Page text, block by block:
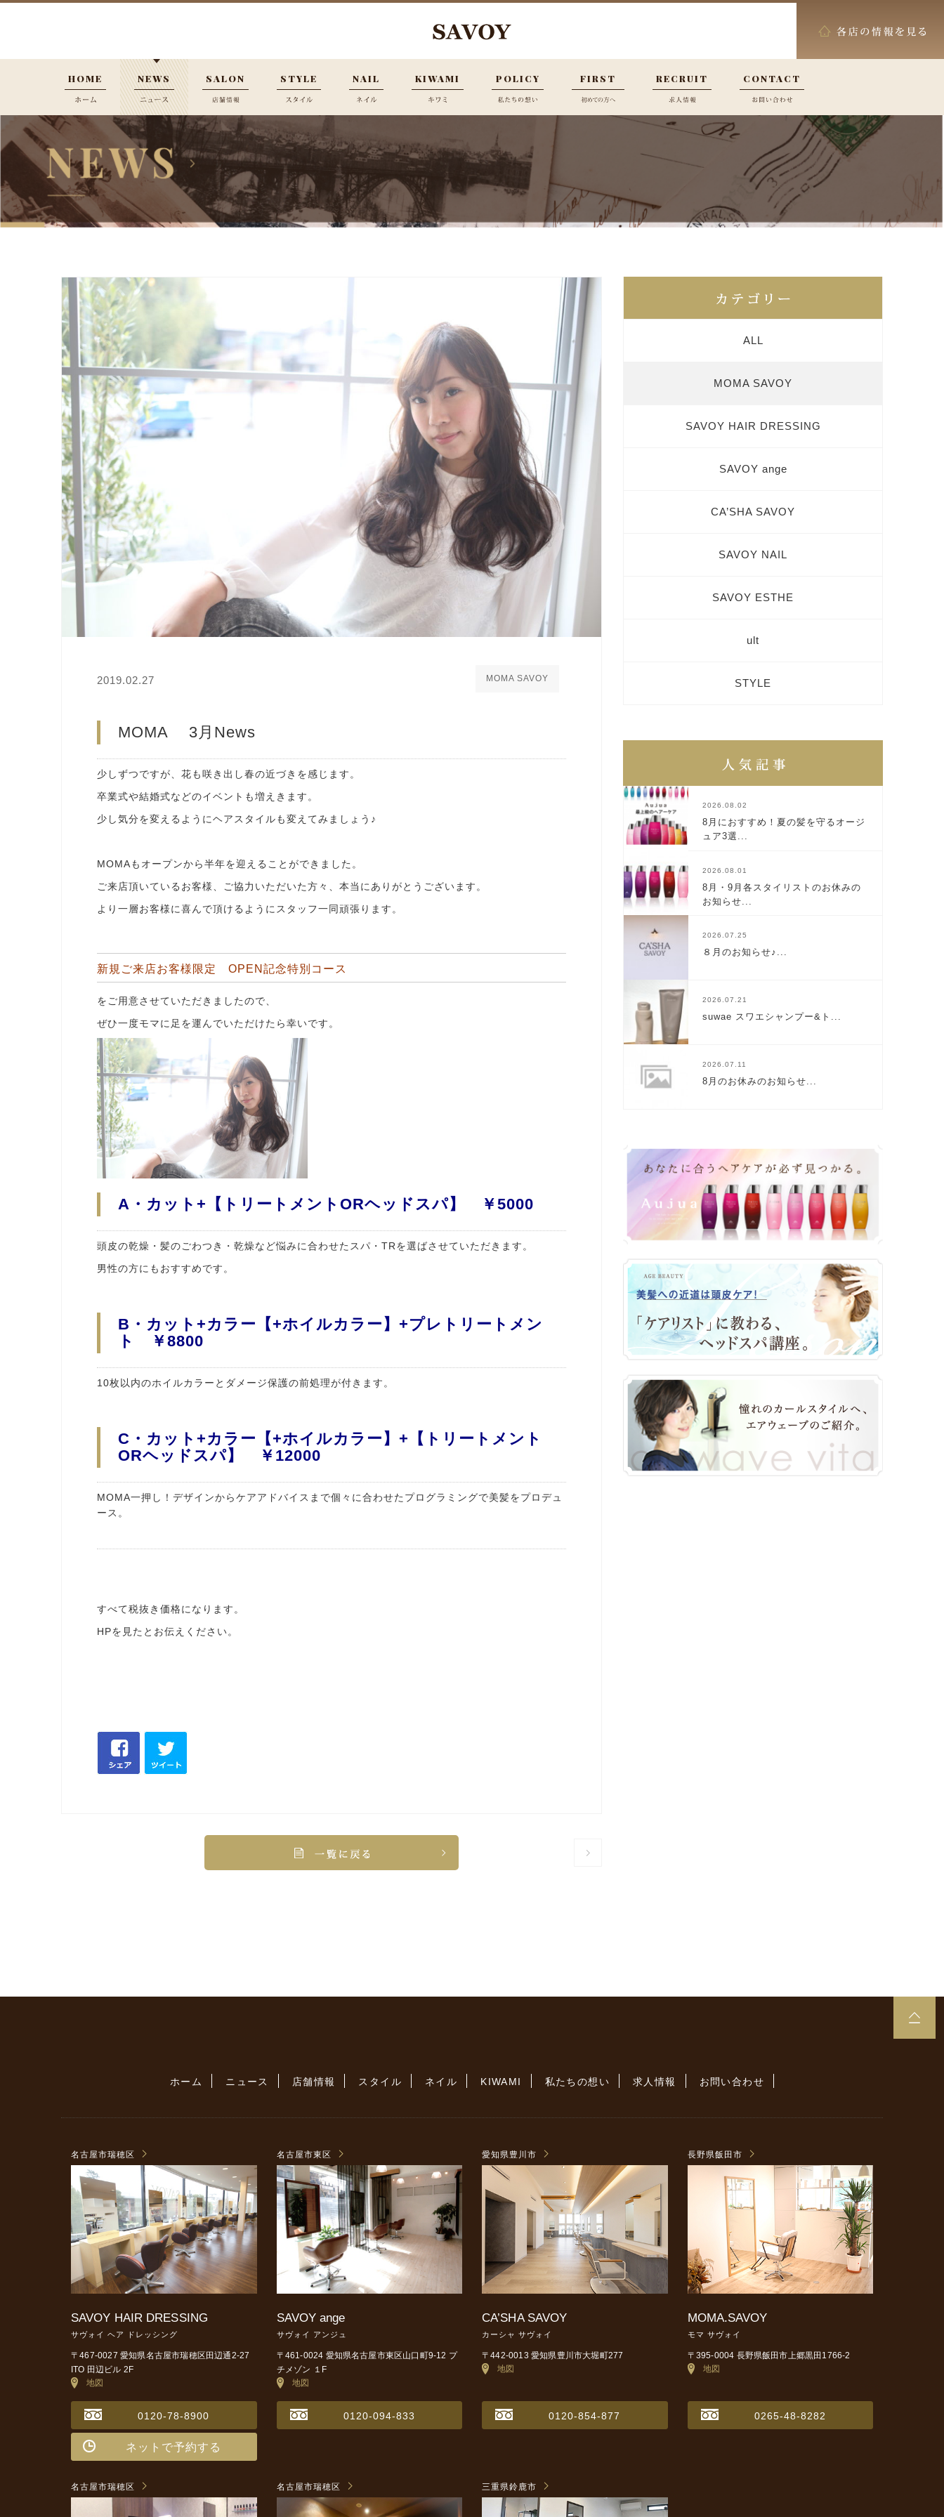
HOME NEWS SALON STYLE NAIL KIWAMI POLICY FIRST RECRUIT CONTACT
2019.02.27 MOMA SAVOY
MOMA 3月News
少しずつですが、花も咲き出し春の近づきを感じます。
卒業式や結婚式などのイベントも増えきます。
少し気分を変えるようにヘアスタイルも変えてみましょう♪
MOMAもオープンから半年を迎えることができました。
ご来店頂いているお客様、ご協力いただいた方々、本当にありがとうございます。
より一層お客様に喜んで頂けるようにスタッフ一同頑張ります。
新規ご来店お客様限定 OPEN記念特別コース
をご用意させていただきましたので、
ぜひ一度モマに足を運んでいただけたら幸いです。
A・カット+【トリートメントORヘッドスパ】 ￥5000
頭皮の乾燥・髪のごわつき・乾燥など悩みに合わせたスパ・TRを選ばさせていただきます。
男性の方にもおすすめです。
B・カット+カラー【+ホイルカラー】+プレトリートメン
ト ￥8800
10枚以内のホイルカラーとダメージ保護の前処理が付きます。
C・カット+カラー【+ホイルカラー】+【トリートメント
ORヘッドスパ】 ￥12000
MOMA一押し！デザインからケアアドバイスまで個々に合わせたプログラミングで美髪をプロデュ
ース。
すべて税抜き価格になります。
HPを見たとお伝えください。
ALL
MOMA SAVOY
SAVOY HAIR DRESSING
SAVOY ange
CA’SHA SAVOY
SAVOY NAIL
SAVOY ESTHE
ult
STYLE
2026.08.02
8月におすすめ！夏の髪を守るオージ
ュア3選...
2026.08.01
8月・9月各スタイリストのお休みの
お知らせ...
2026.07.25
８月のお知らせ♪...
2026.07.21
suwae スワエシャンプー&ト...
2026.07.11
8月のお休みのお知らせ...
ホーム ニュース 店舗情報 スタイル ネイル KIWAMI 私たちの想い 求人情報 お問い合わせ
名古屋市瑞穂区
SAVOY HAIR DRESSING
サヴォイ ヘア ドレッシング
〒467-0027 愛知県名古屋市瑞穂区田辺通2-27
ITO 田辺ビル 2F
地図
0120-78-8900
ネットで予約する
名古屋市東区
SAVOY ange
サヴォイ アンジュ
〒461-0024 愛知県名古屋市東区山口町9-12 プ
チメゾン １F
地図
0120-094-833
愛知県豊川市
CA’SHA SAVOY
カーシャ サヴォイ
〒442-0013 愛知県豊川市大堀町277
地図
0120-854-877
長野県飯田市
MOMA.SAVOY
モマ サヴォイ
〒395-0004 長野県飯田市上郷黒田1766-2
地図
0265-48-8282
名古屋市瑞穂区 名古屋市瑞穂区 三重県鈴鹿市